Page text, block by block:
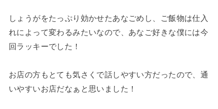
しょうがをたっぷり効かせたあなごめし、ご飯物は仕入
れによって変わるみたいなので、あなご好きな僕には今
回ラッキーでした！
お店の方もとても気さくで話しやすい方だったので、通
いやすいお店だなぁと思いました！